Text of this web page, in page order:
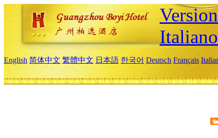
Italiano
English 简体中文 繁體中文 日本語 한국어 Deutsch Français